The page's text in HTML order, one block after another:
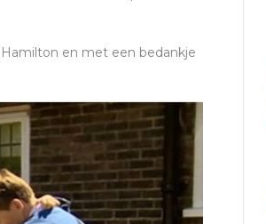
en met een bedankje